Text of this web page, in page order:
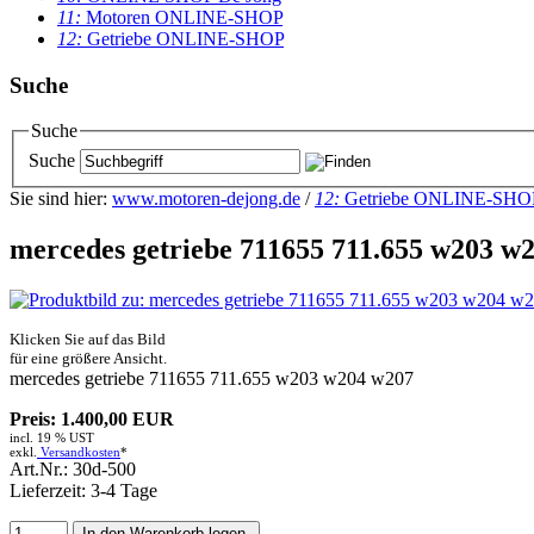
11: Motoren ONLINE-SHOP
12: Getriebe ONLINE-SHOP
Suche
Suche
Suche
Sie sind hier: www.motoren-dejong.de / 12: Getriebe ONLINE-
mercedes getriebe 711655 711.655 w203
Klicken Sie auf das Bild
für eine größere Ansicht.
mercedes getriebe 711655 711.655 w203 w204 w207
Preis: 1.400,00 EUR
incl. 19 % UST
exkl. Versandkosten*
Art.Nr.: 30d-500
Lieferzeit: 3-4 Tage